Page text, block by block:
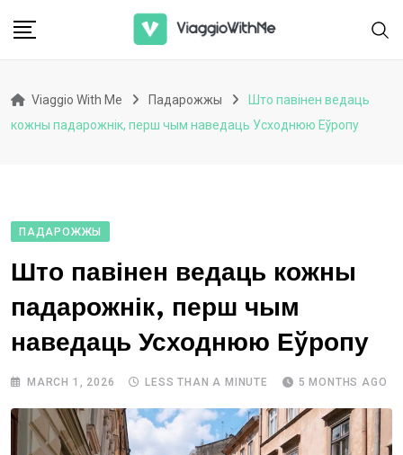
Viaggio With Me Падарожжы
Што павінен ведаць
кожны падарожнік, перш чым наведаць Усходнюю Еўропу
ПАДАРОЖЖЫ
Што павінен ведаць кожны
падарожнік, перш чым
наведаць Усходнюю Еўропу
MARCH 1, 2026 LESS THAN A MINUTE 5 MONTHS AGO